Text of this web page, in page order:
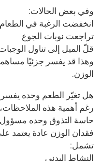
وفي بعض الحالات:
انخفضت الرغبة في الطعام
تراجعت نوبات الجوع
قلّ الميل إلى تناول
وهذا قد يفسر جزئيًا
الوزن.
هل تغيّر الطعم وحده
رغم أهمية هذه
حاسة التذوق وحده
فقدان الوزن عادة يعتمد
تشمل:
النشاط البدني